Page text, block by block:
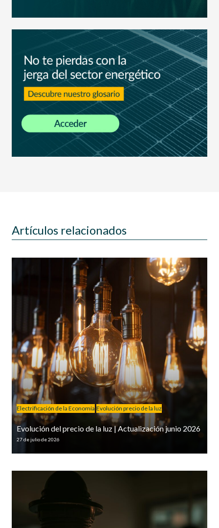
Artículos relacionados
Electrificación de la Economía Evolución precio de la luz
Evolución del precio de la luz | Actualización junio 2026
27 de julio de 2026